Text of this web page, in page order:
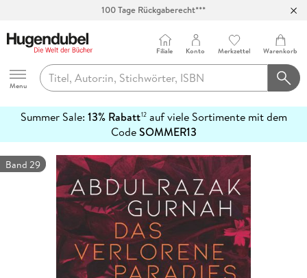
Abholung in über 100 Filialen
Hugendubel
Menu
Filiale Konto Merkzettel Warenkorb
Summer Sale: 13% Rabatt12auf viele Sortimente mit dem
CodeSOMMER13
erfahren
Band 29